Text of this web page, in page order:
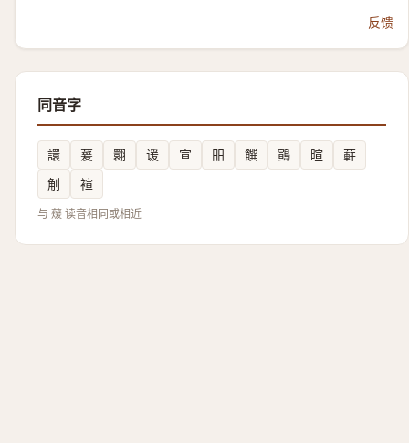
反馈
同音字
譞 萲 翾 谖 宣 昍 饌 䳦 暄
蓒
㓩
䙋
与 蕿 读音相同或相近